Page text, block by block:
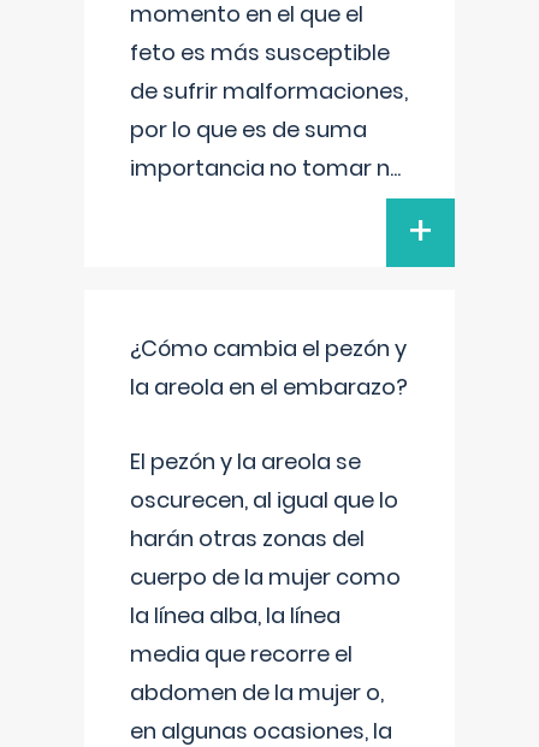
momento en el que el
feto es más susceptible
de sufrir malformaciones,
por lo que es de suma
importancia no tomar n...
+
¿Cómo cambia el pezón y
la areola en el embarazo?
El pezón y la areola se
oscurecen, al igual que lo
harán otras zonas del
cuerpo de la mujer como
la línea alba, la línea
media que recorre el
abdomen de la mujer o,
en algunas ocasiones, la